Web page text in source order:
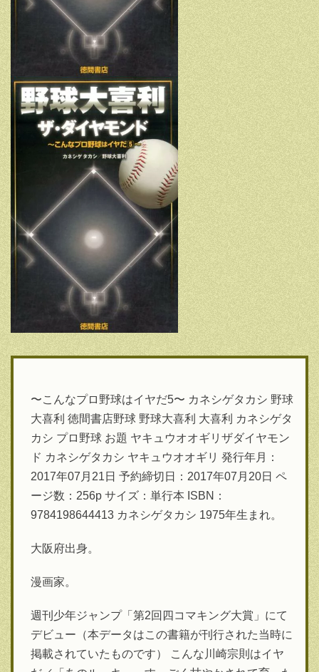
〜こんなプロ野球はイヤだ5〜 カネシゲタカシ 野球
大喜利 徳間書店野球 野球大喜利 大喜利 カネシゲタ
カシ プロ野球 お題 ヤキュウオオギリザダイヤモン
ド カネシゲタカシ ヤキュウオオギリ 発行年月：
2017年07月21日 予約締切日：2017年07月20日 ペ
ージ数：256p サイズ：単行本 ISBN：
9784198644413 カネシゲタカシ 1975年生まれ。
大阪府出身。
漫画家。
週刊少年ジャンプ「第2回四コマキング大賞」にて
デビュー（本データはこの書籍が刊行された当時に
掲載されていたものです） こんな川崎宗則はイヤ